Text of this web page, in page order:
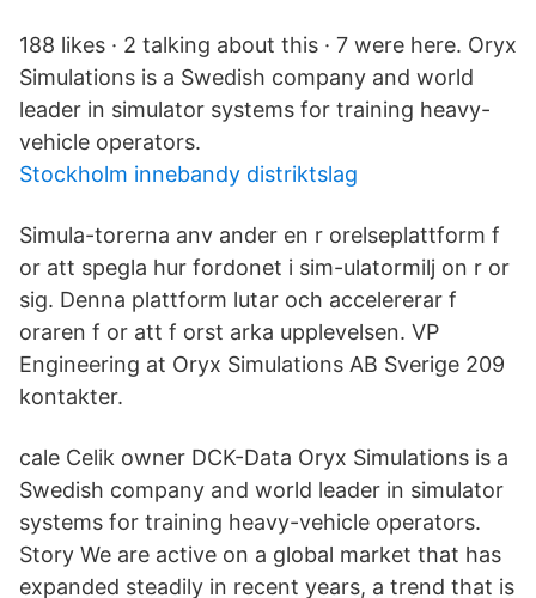
188 likes · 2 talking about this · 7 were here. Oryx
Simulations is a Swedish company and world
leader in simulator systems for training heavy-
vehicle operators.
Stockholm innebandy distriktslag
Simula-torerna anv ander en r orelseplattform f
or att spegla hur fordonet i sim-ulatormilj on r or
sig. Denna plattform lutar och accelererar f
oraren f or att f orst arka upplevelsen. VP
Engineering at Oryx Simulations AB Sverige 209
kontakter.
cale Celik owner DCK-Data Oryx Simulations is a
Swedish company and world leader in simulator
systems for training heavy-vehicle operators.
Story We are active on a global market that has
expanded steadily in recent years, a trend that is